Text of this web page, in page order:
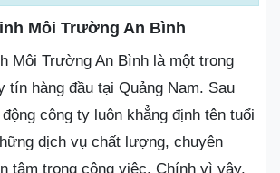
Môi Trường An Bình
Môi Trường An Bình là một trong
tín hàng đầu tại Quảng Nam. Sau
công ty luôn khẳng định tên tuổi
dịch vụ chất lượng, chuyên
tâm trong công việc. Chính vì vậy,